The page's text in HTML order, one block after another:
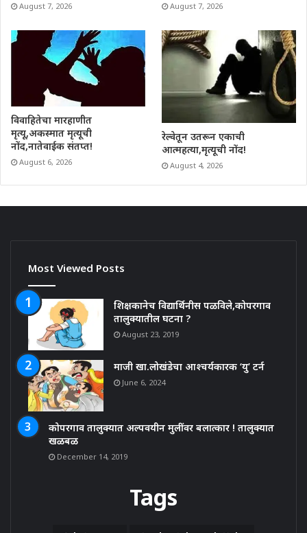
August 7, 2026 August 7, 2026
विवाहितेचा मारहाणीत
मृत्यू,अकस्मात मृत्यूची
नोंद,नातेवाईक संतप्त!
August 6, 2026
रेल्वेतून उतरून एकाची
आत्महत्या,मृत्यूची नोंद!
August 4, 2026
Most Viewed Posts
शिक्षकानेच विद्यार्थिनीस पळविले,कोपरगाव
तालुक्यातील घटना ?
August 23, 2019
माजी खा.लोखंडेचा आश्चर्यकारक ‘यु’ टर्न
June 6, 2024
कोपरगाव तालुक्यात अल्पवयीन मुलींवर बलात्कार ! तालुक्यात
खळबळ
December 14, 2019
Tags